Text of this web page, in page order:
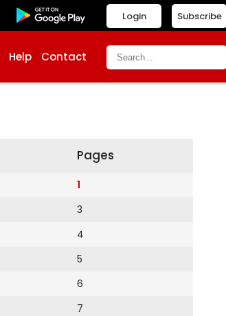
Subscribe
Login
Help Contact
Pages
1
3
4
5
6
7